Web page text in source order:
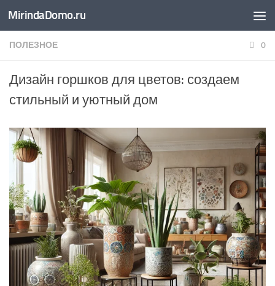
Перейти к содержимому
MirindaDomo.ru
ПОЛЕЗНОЕ 0
Дизайн горшков для цветов: создаем
стильный и уютный дом